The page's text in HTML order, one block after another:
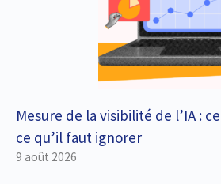
Mesure de la visibilité de l’IA :
ce qu’il faut ignorer
9 août 2026